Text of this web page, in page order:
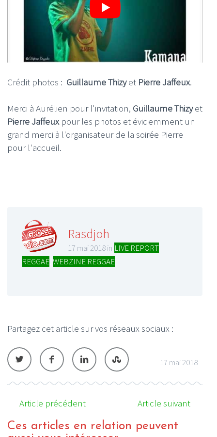
Crédit photos : Guillaume Thizyet Pierre Jaffeux.
Merci à Aurélien pour l'invitation, Guillaume Thizyet
Pierre Jaffeux pour les photos et évidemment un
grand merci à l'organisateur de la soirée Pierre
pour l'accueil.
Rasdjoh
17 mai 2018 in LIVE REPORT
REGGAE WEBZINE REGGAE
Partagez cet article sur vos réseaux sociaux :
17 mai 2018
Article précédent Article suivant
Ces articles en relation peuvent